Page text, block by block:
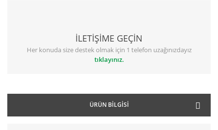
İLETİŞİME GEÇİN
Her konuda size destek olmak için 1 telefon uzağınızdayız
tıklayınız.
ÜRÜN BILGISI